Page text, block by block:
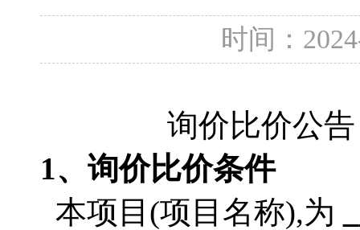
时间：
询价比价公告
1、询价比价条件
本项目 (项目名称),为